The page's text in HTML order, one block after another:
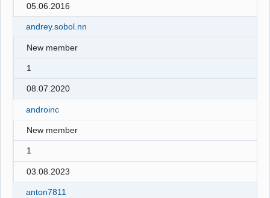
05.06.2016
andrey.sobol.nn
New member
1
08.07.2020
androinc
New member
1
03.08.2023
anton7811